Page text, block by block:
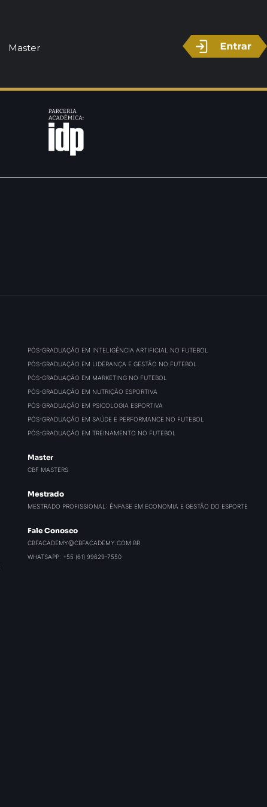
Master
PÓS-GRADUAÇÃO EM INTELIGÊNCIA ARTIFICIAL NO FUTEBOL
PÓS-GRADUAÇÃO EM LIDERANÇA E GESTÃO NO FUTEBOL
PÓS-GRADUAÇÃO EM MARKETING NO FUTEBOL
PÓS-GRADUAÇÃO EM NUTRIÇÃO ESPORTIVA
PÓS-GRADUAÇÃO EM PSICOLOGIA ESPORTIVA
PÓS-GRADUAÇÃO EM SAÚDE E PERFORMANCE NO FUTEBOL
PÓS-GRADUAÇÃO EM TREINAMENTO NO FUTEBOL
Master
CBF MASTERS
Mestrado
MESTRADO PROFISSIONAL: ÊNFASE EM ECONOMIA E GESTÃO DO ESPORTE
Fale Conosco
CBFACADEMY@CBFACADEMY.COM.BR
WHATSAPP: +55 (61) 99629-7550